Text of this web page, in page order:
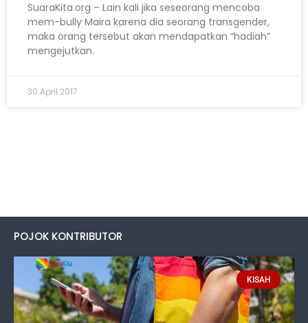
SuaraKita.org – Lain kali jika seseorang mencoba
mem-bully Maira karena dia seorang transgender,
maka orang tersebut akan mendapatkan “hadiah”
mengejutkan.
30 April 2017
POJOK KONTRIBUTOR
KISAH